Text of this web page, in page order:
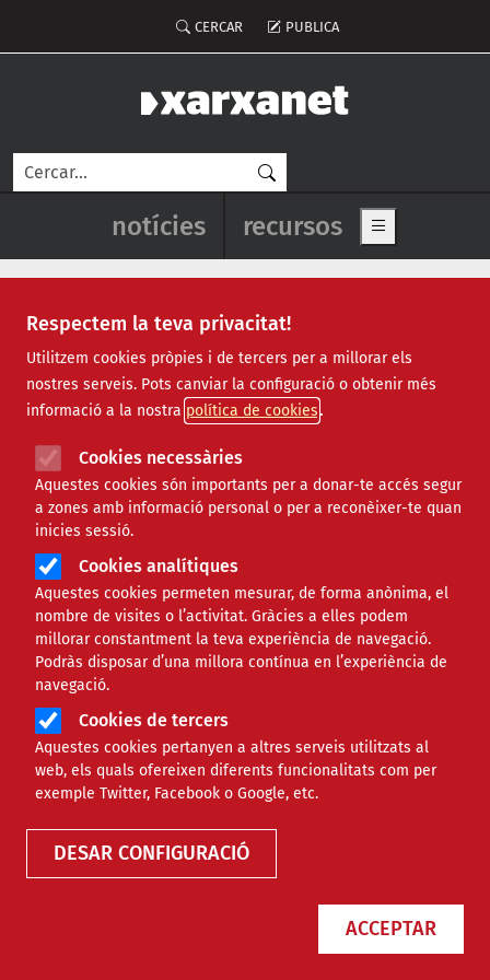
Respectem la teva privacitat!
Utilitzem cookies pròpies i de tercers per a millorar els
nostres serveis. Pots canviar la configuració o obtenir més
informació a la nostra política de cookies
Cookies necessàries
Aquestes cookies són importants per a donar-te accés segur
a zones amb informació personal o per a reconèixer-te quan
inicies sessió.
Cookies analítiques
Aquestes cookies permeten mesurar, de forma anònima, el
nombre de visites o l’activitat. Gràcies a elles podem
millorar constantment la teva experiència de navegació.
Podràs disposar d’una millora contínua en l’experiència de
navegació.
Cookies de tercers
Aquestes cookies pertanyen a altres serveis utilitzats al
web, els quals ofereixen diferents funcionalitats com per
exemple Twitter, Facebook o Google, etc.
DESAR CONFIGURACIÓ
ACCEPTAR
Menú del compte d'usuari
CERCAR PUBLICA
Cerca
Navegació principal de
notícies recursos Show main
Recursos
Tots | Econòmic | Jurídic | Projectes | Tecnològic |
Formació | Finançament | Biblioteca |
Ofertes de feina
Webinars
Àmbit
Piktochart, una eina per crear
infografies
Comparteix
F
a
X Compartir en altres xarxes socials
30/07/2015
Autor/a Xavi Aranda - Associació per a Joves TEB